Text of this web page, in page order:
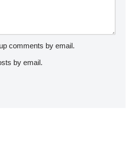
comments by email.
by email.